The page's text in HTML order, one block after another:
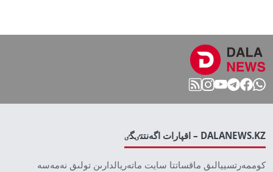
DALANEWS.KZ – اقپارات اگەنتتٸگٸ
كوممەرتسييالىق ماقساتتا سايت ماتەريالدارىن تولىق نەمەسە